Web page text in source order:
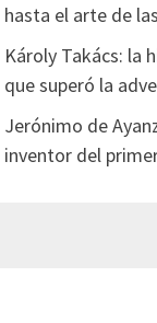
hasta el arte de
Károly Takács: la
que superó la
Jerónimo de
inventor del